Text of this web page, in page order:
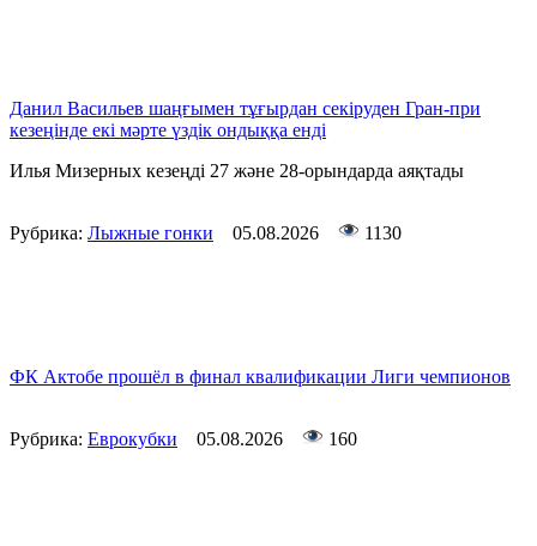
Данил Васильев шаңғымен тұғырдан секіруден Гран-при
кезеңінде екі мәрте үздік ондыққа енді
Илья Мизерных кезеңді 27 және 28-орындарда аяқтады
Рубрика: Лыжные гонки 05.08.2026 1130
ФК Актобе прошёл в финал квалификации Лиги чемпионов
Рубрика: Еврокубки 05.08.2026 160